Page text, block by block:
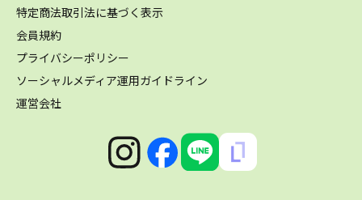
特定商法取引法に基づく表示
会員規約
プライバシーポリシー
ソーシャルメディア運用ガイドライン
運営会社